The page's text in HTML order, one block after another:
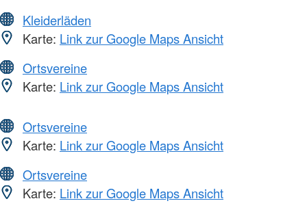
Kleiderläden
Karte: Link zur Google Maps Ansicht
Ortsvereine
Karte: Link zur Google Maps Ansicht
Ortsvereine
Karte: Link zur Google Maps Ansicht
Ortsvereine
Karte: Link zur Google Maps Ansicht